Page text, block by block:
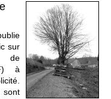
sur
de
à